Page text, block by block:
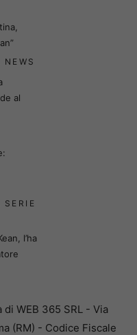
NEWS
al
SERIE
l’ha
WEB 365 SRL - Via
(RM) - Codice Fiscale